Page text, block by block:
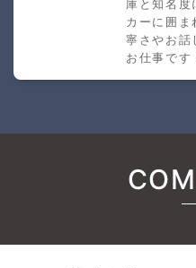
庫と知名度
カーに囲
寧さやお話
お仕事です